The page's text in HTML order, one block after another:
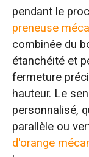
pendant le
preneuse
combinée du
étanchéité et
fermeture
hauteur. Le
personnalisé,
parallèle ou
d'orange